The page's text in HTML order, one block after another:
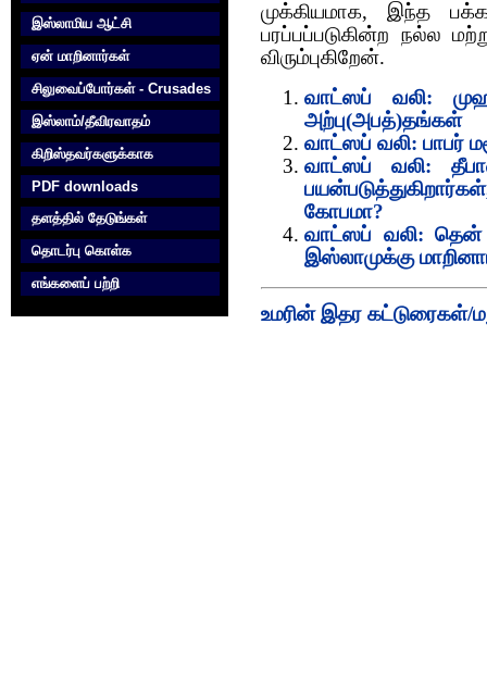
இஸ்லாமிய ஆட்சி
ஏன் மாறினார்கள்
சிலுவைப்போர்கள் - Crusades
இஸ்லாம்/தீவிரவாதம்
கிறிஸ்தவர்களுக்காக‌
PDF downloads
தளத்தில் தேடுங்கள்
தொடர்பு கொள்க‌
எங்களைப் பற்றி
முக்கியமாக, இந்த
பரப்பப்படுகின்ற நல்ல
விரும்புகிறேன்.
வாட்ஸப் வலி:
அற்பு(அபத்)தங்கள்
வாட்ஸப் வலி: பாபர்
வாட்ஸப் வலி:
கோபமா?
வாட்ஸப் வலி: தென்
இஸ்லாமுக்கு
உமரின் இதர கட்டுரைகள்/